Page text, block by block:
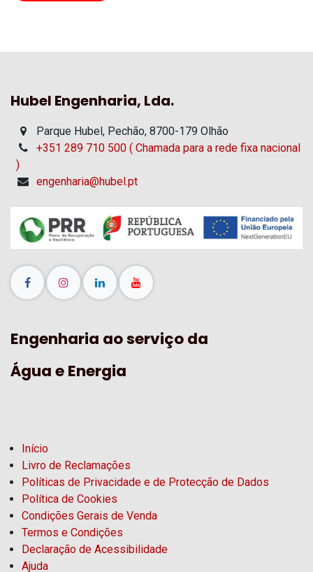
Hubel Engenharia, Lda.
Parque Hubel, Pechão, 8700-179 Olhão
+351 289 710 500 ( Chamada para a rede fixa nacional
)
engenharia@hubel.pt
Engenharia ao serviço da
Água e Energia
Início
Livro de Reclamações
Políticas de Privacidade e de Protecção de Dados
Política de Cookies
Condições Gerais de Venda
Termos e Condições
Declaração de Acessibilidade
Ajuda